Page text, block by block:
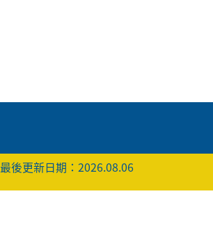
最後更新日期：2026.08.06